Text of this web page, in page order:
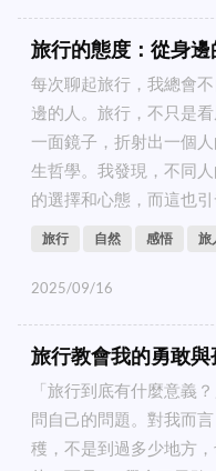
旅行的態度：從身邊
每次聊起旅行，我總會
邊的人。旅行，不只是
一面鏡子，折射出一個
生哲學。我發現，不同
的選擇和心態，而這也
旅行 自然 感悟 旅
2025/09/16
旅行教會我的勇敢與
「旅行到底有什麼意義
問自己的問題。對我而
穫，不是到過多少地方